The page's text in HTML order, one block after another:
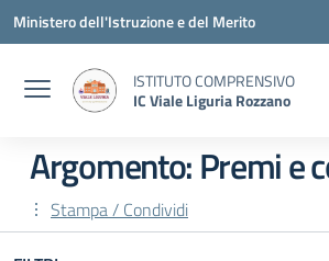
Vai ai contenuti
Vai al menu di navigazione
Vai al footer
Ministero dell'Istruzione e del Merito
ISTITUTO COMPRENSIVO
IC Viale Liguria Rozzano
Argomento: Premi e
Stampa / Condividi